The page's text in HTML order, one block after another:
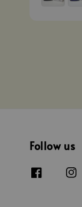
Follow us